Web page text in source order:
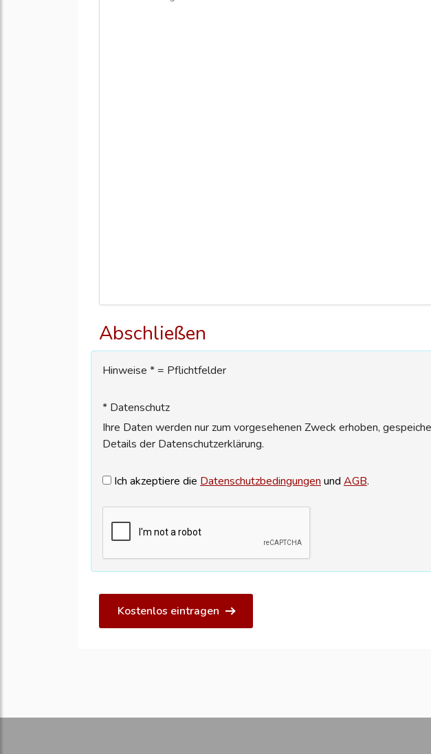
Abschließen
Hinweise * = Pflichtfelder
* Datenschutz
Ihre Daten werden nur zum vorgesehenen Zweck erhoben,
Details der Datenschutzerklärung.
Ich akzeptiere die Datenschutzbedingungen und AGB.
Kostenlos eintragen